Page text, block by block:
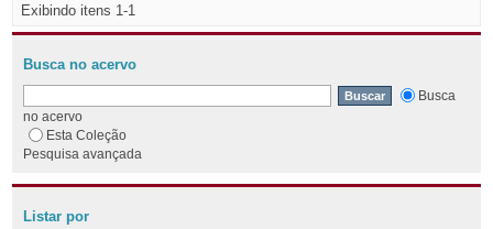
Exibindo itens 1-1
Busca no acervo
Busca
no acervo
Esta Coleção
Pesquisa avançada
Listar por